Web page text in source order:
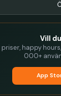
Vill
happy
000+
App